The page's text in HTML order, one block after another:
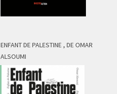
ENFANT DE PALESTINE , DE OMAR
ALSOUMI